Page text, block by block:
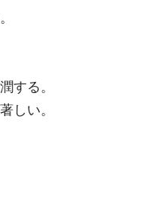
する。
しい。